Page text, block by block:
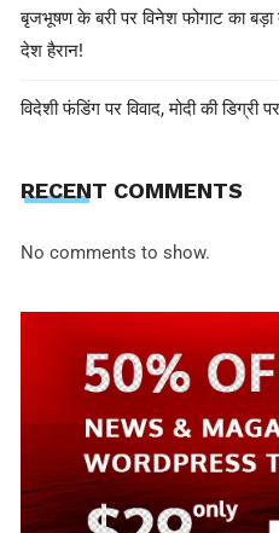
बृजभूषण के बरी पर विनेश फोगाट का
देश हैरान!
विदेशी फंडिंग पर विवाद, मोदी की डिग्री
RECENT COMMENTS
No comments to show.